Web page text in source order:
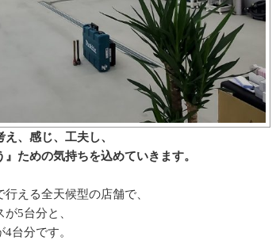
、感じ、工夫し、
ための気持ちを込めていきます。
える全天候型の店舗で、
5台分と、
台分です。